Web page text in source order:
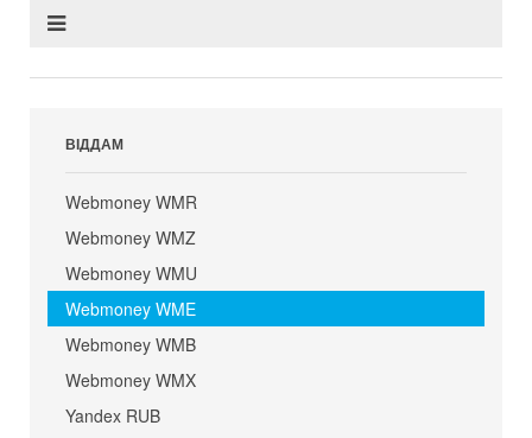
ВІДДАМ
Webmoney WMR
Webmoney WMZ
Webmoney WMU
Webmoney WME
Webmoney WMB
Webmoney WMX
Yandex RUB